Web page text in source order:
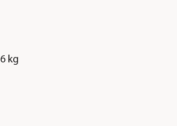
6 kg